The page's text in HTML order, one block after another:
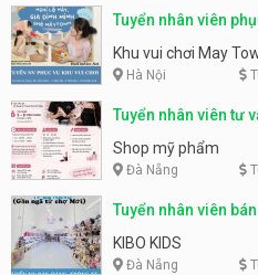
Tuyển nhân viên
động
Khu vui chơi May
Hà Nội
Tuyển nhân viên tư
Shop mỹ phẩm
Đà Nẵng
Tuyển nhân viên
KIBO KIDS
Đà Nẵng